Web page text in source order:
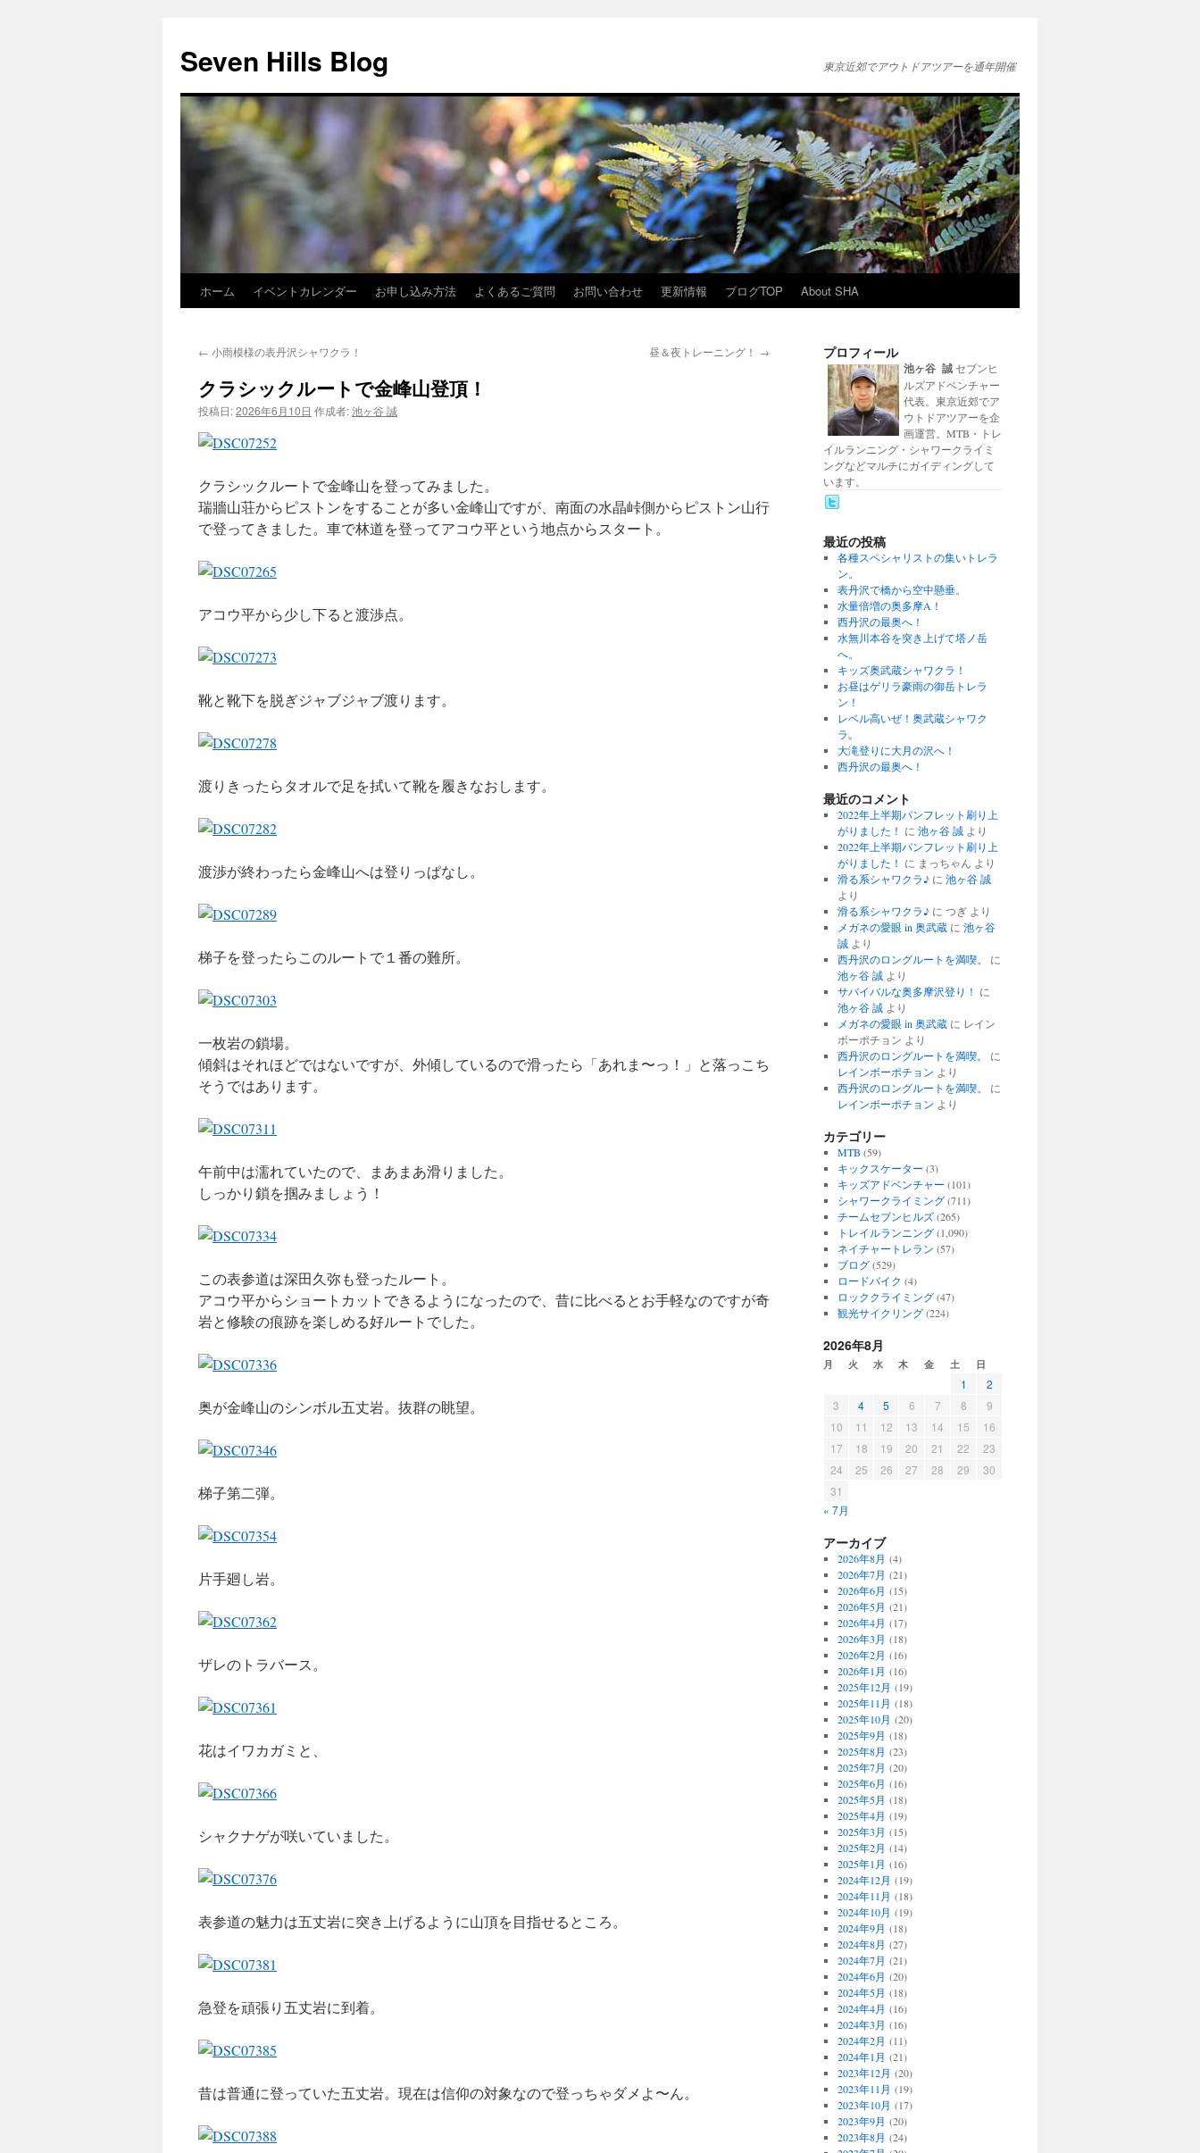
Seven Hills Blog 東京近郊でアウトドアツアーを通年開催
ッ
ホーム イベントカレンダー お申し込み方法 よくあるご質問 お問い合わせ 更新情報 ブログTOP About SHA
← 小雨模様の表丹沢シャワクラ！ 昼＆夜トレーニング！ →
クラシックルートで金峰山登頂！
投稿日:2026年6月10日 作成者:池ヶ谷 誠
クラシックルートで金峰山を登ってみました。
瑞牆山荘からピストンをすることが多い金峰山ですが、南面の水晶峠側からピストン山行
で登ってきました。車で林道を登ってアコウ平という地点からスタート。
アコウ平から少し下ると渡渉点。
靴と靴下を脱ぎジャブジャブ渡ります。
渡りきったらタオルで足を拭いて靴を履きなおします。
渡渉が終わったら金峰山へは登りっぱなし。
梯子を登ったらこのルートで１番の難所。
一枚岩の鎖場。
傾斜はそれほどではないですが、外傾しているので滑ったら「あれま〜っ！」と落っこち
そうではあります。
午前中は濡れていたので、まあまあ滑りました。
しっかり鎖を掴みましょう！
この表参道は深田久弥も登ったルート。
アコウ平からショートカットできるようになったので、昔に比べるとお手軽なのですが奇
岩と修験の痕跡を楽しめる好ルートでした。
奥が金峰山のシンボル五丈岩。抜群の眺望。
梯子第二弾。
片手廻し岩。
ザレのトラバース。
花はイワカガミと、
シャクナゲが咲いていました。
表参道の魅力は五丈岩に突き上げるように山頂を目指せるところ。
急登を頑張り五丈岩に到着。
昔は普通に登っていた五丈岩。現在は信仰の対象なので登っちゃダメよ〜ん。
プロフィール
池ヶ谷 誠 セブンヒ
ルズアドベンチャー
代表。東京近郊でア
ウトドアツアーを企
画運営。MTB・トレ
イルランニング・シャワークライミ
ングなどマルチにガイディングして
います。
最近の投稿
各種スペシャリストの集いトレラ
ン。
表丹沢で橋から空中懸垂。
水量倍増の奥多摩A！
西丹沢の最奥へ！
水無川本谷を突き上げて塔ノ岳
へ。
キッズ奥武蔵シャワクラ！
お昼はゲリラ豪雨の御岳トレラ
ン！
レベル高いぜ！奥武蔵シャワク
ラ。
大滝登りに大月の沢へ！
西丹沢の最奥へ！
最近のコメント
2022年上半期パンフレット刷り上
がりました！ に 池ヶ谷 誠より
2022年上半期パンフレット刷り上
がりました！ に まっちゃん より
滑る系シャワクラ♪に 池ヶ谷 誠
より
滑る系シャワクラ♪に つぎより
メガネの愛眼 in 奥武蔵に 池ヶ谷
誠より
西丹沢のロングルートを満喫。
に
池ヶ谷 誠より
サバイバルな奥多摩沢登り！ に
池ヶ谷 誠より
メガネの愛眼 in 奥武蔵に レイン
ボーポチョン より
西丹沢のロングルートを満喫。
に
レインボーポチョン より
西丹沢のロングルートを満喫。
に
レインボーポチョン より
カテゴリー
MTB (59)
キックスケーター (3)
キッズアドベンチャー (101)
シャワークライミング(711)
チームセブンヒルズ(265)
トレイルランニング(1,090)
ネイチャートレラン (57)
ブログ(529)
ロードバイク (4)
ロッククライミング(47)
観光サイクリング(224)
2026年8月
月 火 水 木 金 土 日
1
2
3
4 5 6 7 8
9
10
11 12 13 14 15
16
17
18 19 20 21 22
23
24
25 26 27 28 29
30
31
« 7月
アーカイブ
2026年8月 (4)
2026年7月 (21)
2026年6月 (15)
2026年5月 (21)
2026年4月 (17)
2026年3月 (18)
2026年2月 (16)
2026年1月 (16)
2025年12月 (19)
2025年11月 (18)
2025年10月 (20)
2025年9月 (18)
2025年8月 (23)
2025年7月 (20)
2025年6月 (16)
2025年5月 (18)
2025年4月 (19)
2025年3月 (15)
2025年2月 (14)
2025年1月 (16)
2024年12月 (19)
2024年11月 (18)
2024年10月 (19)
2024年9月 (18)
2024年8月 (27)
2024年7月 (21)
2024年6月 (20)
2024年5月 (18)
2024年4月 (16)
2024年3月 (16)
2024年2月 (11)
2024年1月 (21)
2023年12月 (20)
2023年11月 (19)
2023年10月 (17)
2023年9月 (20)
2023年8月 (24)